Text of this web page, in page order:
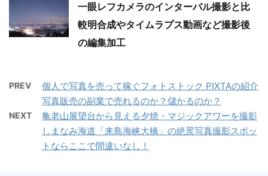
一眼レフカメラのインターバル撮影と比
較明合成やタイムラプス動画など撮影後
の編集加工
PREV
個人で写真を売って稼ぐフォトストック PIXTAの紹介
写真販売の副業で売れるのか？儲かるのか？
NEXT
亀老山展望台から見える夕焼・マジックアワーを撮影
しまなみ海道「来島海峡大橋」の絶景写真撮影スポッ
トならここで間違いなし！